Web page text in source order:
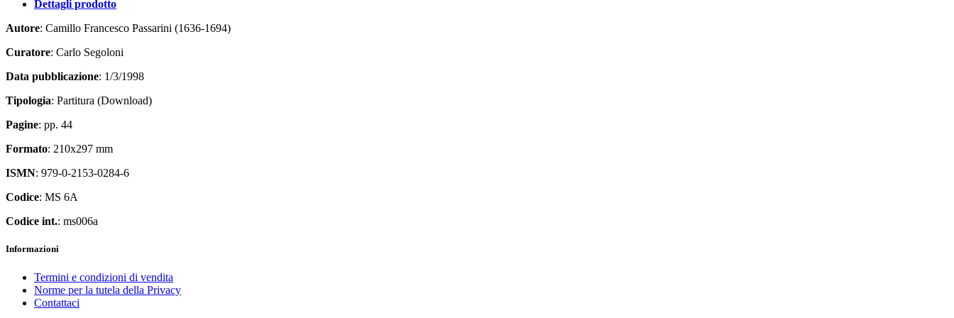
Dettagli prodotto
Autore: Camillo Francesco Passarini (1636-1694)
Curatore: Carlo Segoloni
Data pubblicazione: 1/3/1998
Tipologia: Partitura (Download)
Pagine: pp. 44
Formato: 210x297 mm
ISMN: 979-0-2153-0284-6
Codice: MS 6A
Codice int.: ms006a
Informazioni
Termini e condizioni di vendita
Norme per la tutela della Privacy
Contattaci